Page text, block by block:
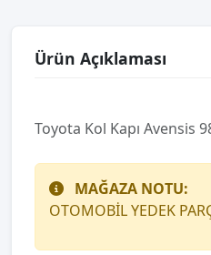
Ürün Açıklaması
Toyota Kol Kapı Avensis
MAĞAZA NOTU:
OTOMOBİL YEDEK